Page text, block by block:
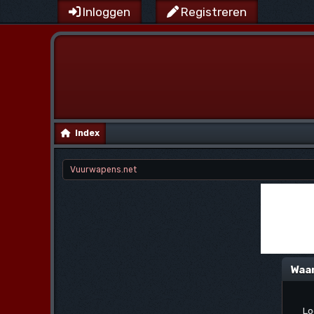
Inloggen Registreren
Index
Vuurwapens.net